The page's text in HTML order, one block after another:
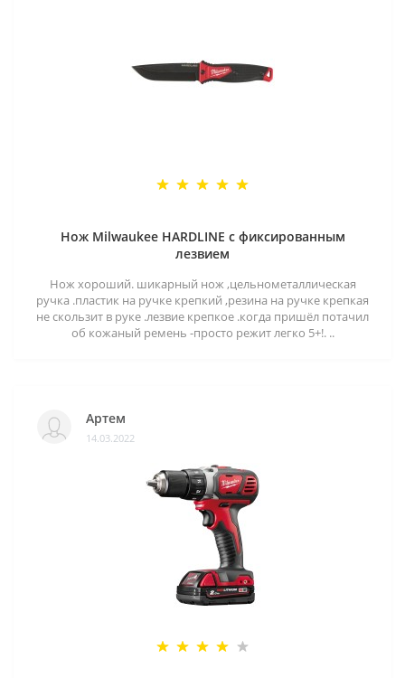
Нож Milwaukee HARDLINE с фиксированным
лезвием
Нож хороший. шикарный нож ,цельнометаллическая
ручка .пластик на ручке крепкий ,резина на ручке крепкая
не скользит в руке .лезвие крепкое .когда пришёл потачил
об кожаный ремень -просто режит легко 5+!. ..
Артем
14.03.2022